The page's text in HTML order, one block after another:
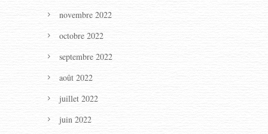
novembre 2022
octobre 2022
septembre 2022
août 2022
juillet 2022
juin 2022